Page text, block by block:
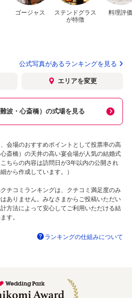
ゴージャス
ステンドグラス
が特徴
料理評価
公式写真があるランキングを見る
エリアを変更
波・心斎橋）の式場を見る
会場のおすすめポイントとして投票率の高
斎橋）の天井の高い宴会場が人気の結婚式
ちらの内容は訪問日が3年以内の公開され
から作成しています。）
チコミランキングは、クチコミ満足度のみ
ありません。みなさまからご投稿いただい
方法によって安心してご利用いただける結
す。
ランキングの仕組みについて